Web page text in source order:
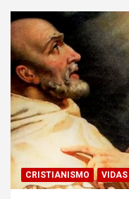
CRISTIANISMO VIDAS